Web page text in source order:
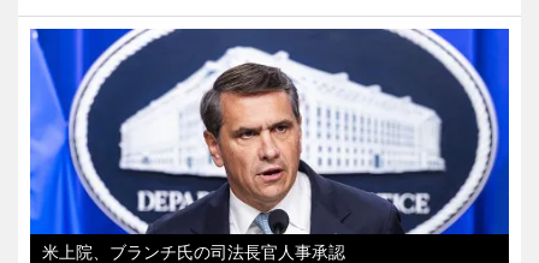
米上院、ブランチ氏の司法長官人事承認